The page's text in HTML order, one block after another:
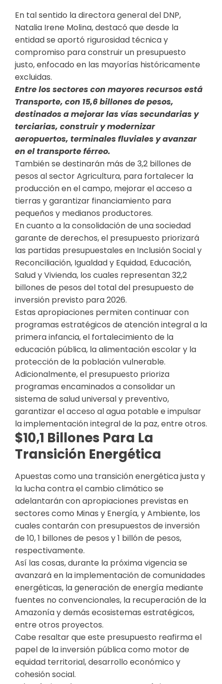
En tal sentido la directora general del DNP,
Natalia Irene Molina, destacó que desde la
entidad se aportó rigurosidad técnica y
compromiso para construir un presupuesto
justo, enfocado en las mayorías históricamente
excluidas.
Entre los sectores con mayores recursos está
Transporte, con 15,6 billones de pesos,
destinados a mejorar las vías secundarias y
terciarias, construir y modernizar
aeropuertos, terminales fluviales y avanzar
en el transporte férreo.
También se destinarán más de 3,2 billones de
pesos al sector Agricultura, para fortalecer la
producción en el campo, mejorar el acceso a
tierras y garantizar financiamiento para
pequeños y medianos productores.
En cuanto a la consolidación de una sociedad
garante de derechos, el presupuesto priorizará
las partidas presupuestales en Inclusión Social y
Reconciliación, Igualdad y Equidad, Educación,
Salud y Vivienda, los cuales representan 32,2
billones de pesos del total del presupuesto de
inversión previsto para 2026.
Estas apropiaciones permiten continuar con
programas estratégicos de atención integral a la
primera infancia, el fortalecimiento de la
educación pública, la alimentación escolar y la
protección de la población vulnerable.
Adicionalmente, el presupuesto prioriza
programas encaminados a consolidar un
sistema de salud universal y preventivo,
garantizar el acceso al agua potable e impulsar
la implementación integral de la paz, entre otros.
$10,1 Billones Para La
Transición Energética
Apuestas como una transición energética justa y
la lucha contra el cambio climático se
adelantarán con apropiaciones previstas en
sectores como Minas y Energía, y Ambiente, los
cuales contarán con presupuestos de inversión
de 10, 1 billones de pesos y 1 billón de pesos,
respectivamente.
Así las cosas, durante la próxima vigencia se
avanzará en la implementación de comunidades
energéticas, la generación de energía mediante
fuentes no convencionales, la recuperación de la
Amazonía y demás ecosistemas estratégicos,
entre otros proyectos.
Cabe resaltar que este presupuesto reafirma el
papel de la inversión pública como motor de
equidad territorial, desarrollo económico y
cohesión social.